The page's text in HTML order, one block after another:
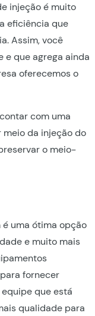
injeção é muito
eficiência que
Assim, você
e que agrega ainda
oferecemos o
com uma
da injeção do
o meio-
é uma ótima opção
e muito mais
fornecer
que está
qualidade para